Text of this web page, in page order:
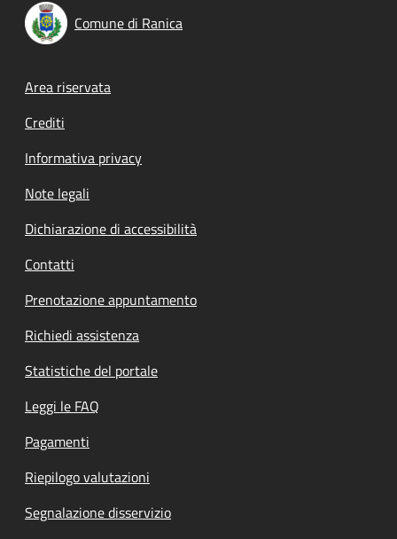
Comune di Ranica
Footer menu
Area riservata
Crediti
Informativa privacy
Note legali
Dichiarazione di accessibilità
Contatti
Prenotazione appuntamento
Richiedi assistenza
Statistiche del portale
Leggi le FAQ
Pagamenti
Riepilogo valutazioni
Segnalazione disservizio